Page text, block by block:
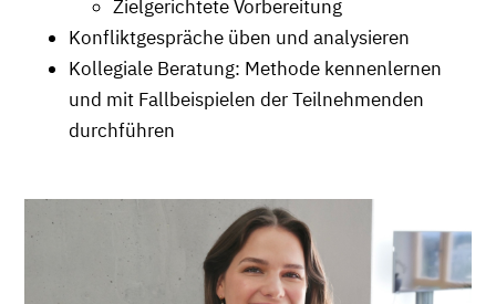
Zielgerichtete Vorbereitung
Konfliktgespräche üben und analysieren
Kollegiale Beratung: Methode kennenlernen
und mit Fallbeispielen der Teilnehmenden
durchführen